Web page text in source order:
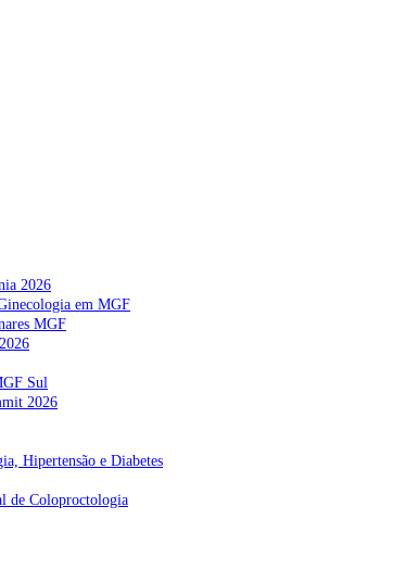
do ouvido com apoio robótico em Portugal
sobre eventual gestão privada da ULS do Algarve
no novo sistema de acesso a consultas e cirurgias
que precisa? 6 de Agosto, 2026
ao tribunal, cada gesto conta e cada profissional faz
Cardio – Sintoniza-te na Insuficiência Cardíaca” da
2026
em MGF
MGF
Sul
2026
Hipertensão e Diabetes
de Coloproctologia